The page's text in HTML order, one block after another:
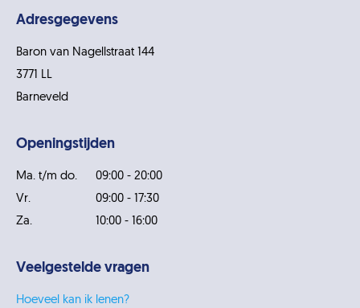
Adresgegevens
Baron van Nagellstraat 144
3771 LL
Barneveld
Openingstijden
Ma. t/m do.
09:00 - 20:00
Vr.
09:00 - 17:30
Za.
10:00 - 16:00
Veelgestelde vragen
Hoeveel kan ik lenen?